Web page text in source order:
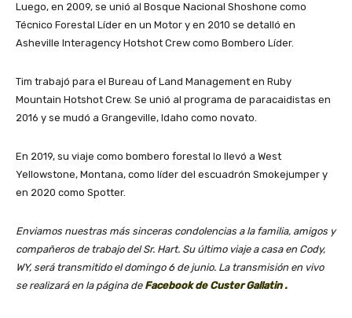
Luego, en 2009, se unió al Bosque Nacional Shoshone como
Técnico Forestal Líder en un Motor y en 2010 se detalló en
Asheville Interagency Hotshot Crew como Bombero Líder.
Tim trabajó para el Bureau of Land Management en Ruby
Mountain Hotshot Crew. Se unió al programa de paracaidistas en
2016 y se mudó a Grangeville, Idaho como novato.
En 2019, su viaje como bombero forestal lo llevó a West
Yellowstone, Montana, como líder del escuadrón Smokejumper y
en 2020 como Spotter.
Enviamos nuestras más sinceras condolencias a la familia, amigos y
compañeros de trabajo del Sr. Hart. Su último viaje a casa en Cody,
WY, será transmitido el domingo 6 de junio. La transmisión en vivo
se realizará en la página de Facebook de Custer Gallatin .